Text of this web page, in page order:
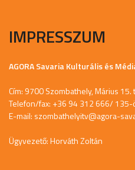
IMPRESSZUM
AGORA Savaria Kulturális és
Cím: 9700 Szombathely, Márius 15.
Telefon/fax: +36 94 312 666/ 135-
E-mail: szombathelyitv@agora-
Ügyvezető: Horváth Zoltán